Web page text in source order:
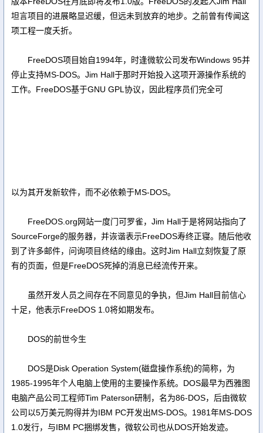
坦言项目的进展略显迟缓，但远未到放弃的地步。之前曾有传闻这
项工程一度夭折。
FreeDOS项目始自1994年，时逢微软公司发布Windows 95并
停止支持MS-DOS。Jim Hall于那时开始投入这项开源操作系统的
工作。FreeDOS基于GNU GPL协议，因此程序员们完全可
以为其开发新软件，而不必依赖于MS-DOS。
FreeDOS.org网站一度门可罗雀，Jim Hall于是将网站指向了
SourceForge的服务器，并诙谐表示FreeDOS寿终正寝。随后他收
到了许多邮件，问询项目终结的缘由。这时Jim Hall立刻恢复了原
有的页面，但是FreeDOS死掉的消息已经流传开来。
虽然开发人员之间存在不同意见的争执，但Jim Hall目前信心
十足，他表示FreeDOS 1.0将如期发布。
DOS的前世今生
DOS是Disk Operation System(磁盘操作系统)的简称，为
1985-1995年个人电脑上使用的主要操作系统。DOS最早为西雅图
电脑产品公司工程师Tim Paterson研制，名为86-DOS，后由微软
公司以5万美元购得并为IBM PC开发出MS-DOS。1981年MS-DOS
1.0发行，与IBM PC捆绑发售，微软公司也从DOS开始发迹。